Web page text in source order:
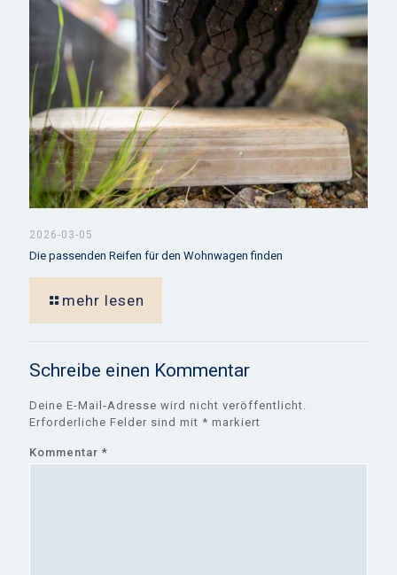
2026-03-05
Die passenden Reifen für den Wohnwagen finden
mehr lesen
Schreibe einen Kommentar
Deine E-Mail-Adresse wird nicht veröffentlicht.
Erforderliche Felder sind mit * markiert
Kommentar *